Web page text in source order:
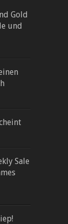
Gold
und
Sale